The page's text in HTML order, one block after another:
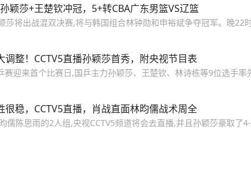
颖莎+王楚钦冲冠，5+转CBA广东男篮VS辽篮
莎将出战混双决赛,将与韩国组合林钟勋和申裕斌争夺冠军。晚22
调整！CCTV5直播孙颖莎首秀，附央视节目表
赛迎来首个比赛日,国乒主力孙颖莎、王楚钦、林诗栋等9位选手率
稳，CCTV5直播，肖战直面林昀儒战术周全
儒陈思雨的2人组,央视CCTV5频道将会去直播,并且孙颖莎豪取了